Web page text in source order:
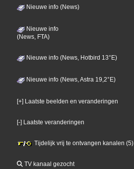
Nieuwe info (News)
Nieuwe info
(News, FTA)
Nieuwe info (News, Hotbird 13°E)
Nieuwe info (News, Astra 19,2°E)
[+] Laatste beelden en veranderingen
[-] Laatste veranderingen
Tijdelijk vrij te ontvangen kanalen (5)
TV kanaal gezocht